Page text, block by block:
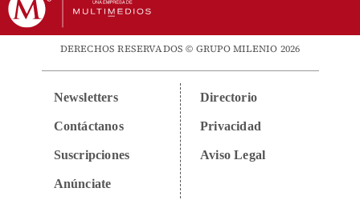
DERECHOS RESERVADOS © GRUPO MILENIO 2026
Newsletters
Contáctanos
Suscripciones
Anúnciate
Directorio
Privacidad
Aviso Legal